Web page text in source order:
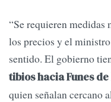
“Se requieren
los precios y el
sentido. El gobierno
tibios hacia Funes
quien señalan cercano